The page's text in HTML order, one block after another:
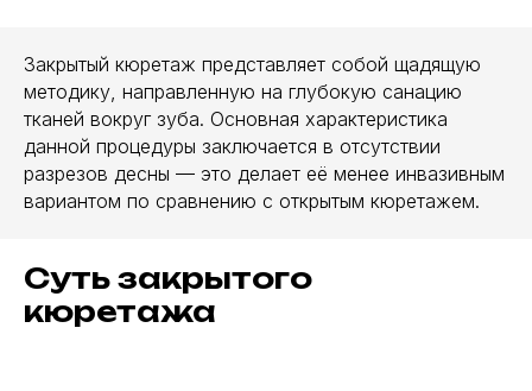
Закрытый кюретаж представляет собой щадящую
методику, направленную на глубокую санацию
тканей вокруг зуба. Основная характеристика
данной процедуры заключается в отсутствии
разрезов десны — это делает её менее инвазивным
вариантом по сравнению с открытым кюретажем.
Суть закрытого
кюретажа